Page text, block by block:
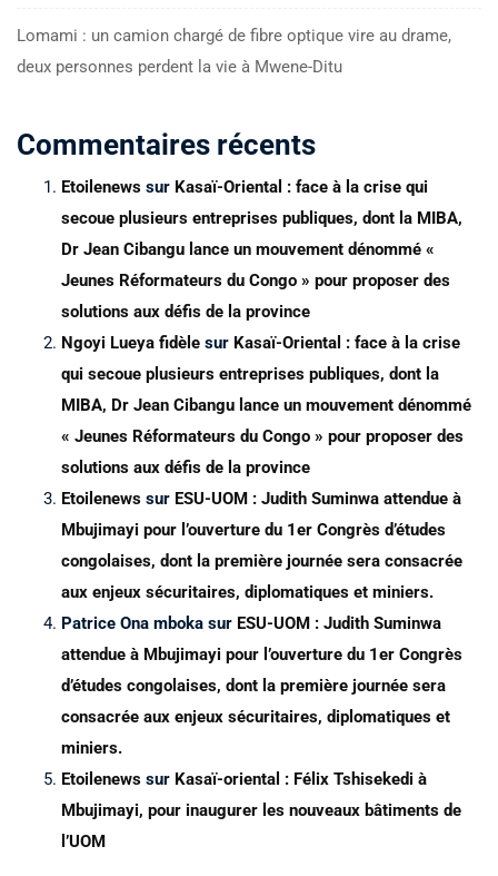
Lomami : un camion chargé de fibre optique vire au drame,
deux personnes perdent la vie à Mwene-Ditu
Commentaires récents
Etoilenews sur Kasaï-Oriental : face à la crise qui
secoue plusieurs entreprises publiques, dont la MIBA,
Dr Jean Cibangu lance un mouvement dénommé «
Jeunes Réformateurs du Congo » pour proposer des
solutions aux défis de la province
Ngoyi Lueya fidèle sur Kasaï-Oriental : face à la crise
qui secoue plusieurs entreprises publiques, dont la
MIBA, Dr Jean Cibangu lance un mouvement dénommé
« Jeunes Réformateurs du Congo » pour proposer des
solutions aux défis de la province
Etoilenews sur ESU-UOM : Judith Suminwa attendue à
Mbujimayi pour l’ouverture du 1er Congrès d’études
congolaises, dont la première journée sera consacrée
aux enjeux sécuritaires, diplomatiques et miniers.
Patrice Ona mboka sur ESU-UOM : Judith Suminwa
attendue à Mbujimayi pour l’ouverture du 1er Congrès
d’études congolaises, dont la première journée sera
consacrée aux enjeux sécuritaires, diplomatiques et
miniers.
Etoilenews sur Kasaï-oriental : Félix Tshisekedi à
Mbujimayi, pour inaugurer les nouveaux bâtiments de
l’UOM